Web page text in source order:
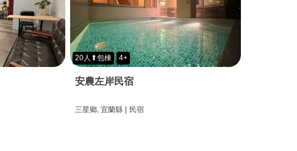
20人⬆包棟 4+
安農左岸民宿
三星鄉, 宜蘭縣 | 民宿